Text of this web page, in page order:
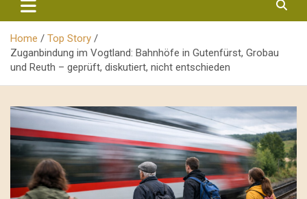
Home
Top Story
Zuganbindung im Vogtland: Bahnhöfe in Gutenfürst, Grobau
und Reuth – geprüft, diskutiert, nicht entschieden